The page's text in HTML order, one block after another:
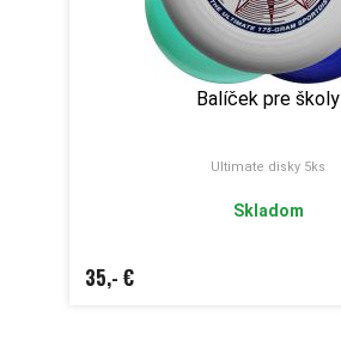
Balíček pre školy
Ultimate disky 5ks
Skladom
35,- €